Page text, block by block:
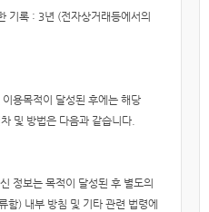
기록 : 3년 (전자상거래등에서의
용목적이 달성된 후에는 해당
및 방법은 다음과 같습니다.
정보는 목적이 달성된 후 별도의
함) 내부 방침 및 기타 관련 법령에